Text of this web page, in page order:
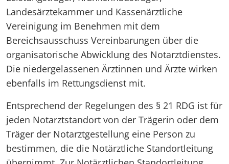
Landesärztekammer und Kassenärztliche
Vereinigung im Benehmen mit dem
Bereichsausschuss Vereinbarungen über die
organisatorische Abwicklung des Notarztdienstes.
Die niedergelassenen Ärztinnen und Ärzte wirken
ebenfalls im Rettungsdienst mit.
Entsprechend der Regelungen des § 21 RDG ist für
jeden Notarztstandort von der Trägerin oder dem
Träger der Notarztgestellung eine Person zu
bestimmen, die die Notärztliche Standortleitung